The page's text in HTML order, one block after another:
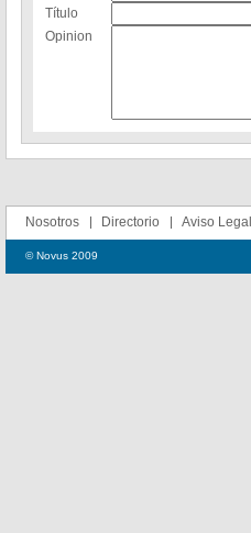
Título
Opinion
Nosotros Directorio Aviso Legal
© Novus 2009